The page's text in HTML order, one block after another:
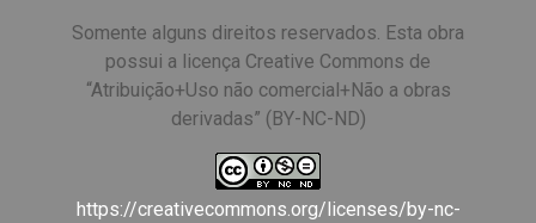
Somente alguns direitos reservados. Esta obra
possui a licença Creative Commons de
“Atribuição+Uso não comercial+Não a obras
derivadas” (BY-NC-ND)
https://creativecommons.org/licenses/by-nc-